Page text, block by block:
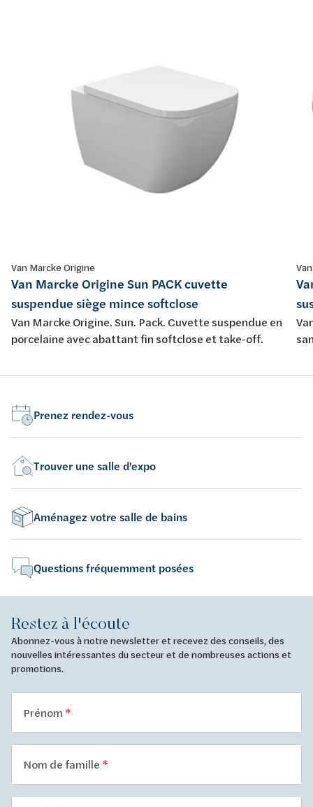
Van Marcke Origine
Van Marcke Origine Sun PACK cuvette
suspendue siège mince softclose
Van Marcke Origine. Sun. Pack. Cuvette suspendue en
porcelaine avec abattant fin softclose et take-off.
Prenez rendez-vous
Trouver une salle d'expo
Aménagez votre salle de bains
Questions fréquemment posées
Restez à l'écoute
Abonnez-vous à notre newsletter et recevez des conseils, des
nouvelles intéressantes du secteur et de nombreuses actions et
promotions.
Prénom
Nom de famille